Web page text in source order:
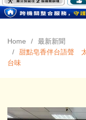
Home
最新新聞
甜點皂香伴台語聲
台味